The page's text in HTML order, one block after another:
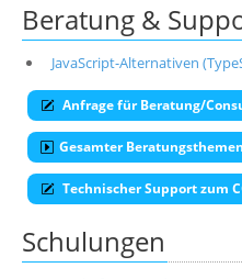
Beratung &
JavaScript-Alternativen
Anfrage für Beratung/
Gesamter
Technischer Support zum
Schulungen